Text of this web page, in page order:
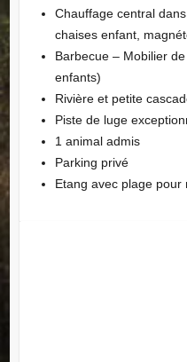
Chauffage central
chaises enfant,
Barbecue – Mobilier
enfants)
Rivière et petite
Piste de luge
1 animal admis
Parking privé
Etang avec plage pour